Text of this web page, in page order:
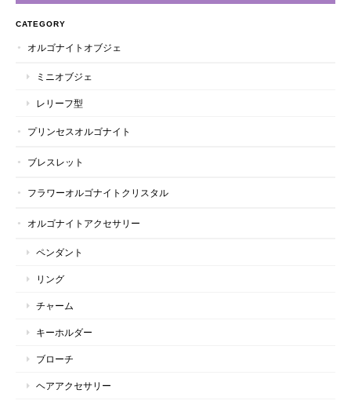
CATEGORY
オルゴナイトオブジェ
ミニオブジェ
レリーフ型
プリンセスオルゴナイト
ブレスレット
フラワーオルゴナイトクリスタル
オルゴナイトアクセサリー
ペンダント
リング
チャーム
キーホルダー
ブローチ
ヘアアクセサリー